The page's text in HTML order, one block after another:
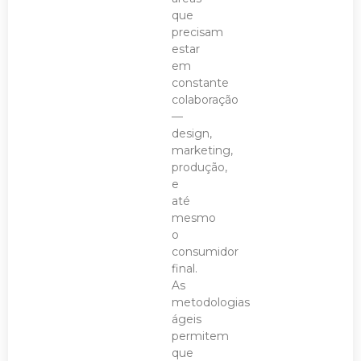
que
precisam
estar
em
constante
colaboração
—
design,
marketing,
produção,
e
até
mesmo
o
consumidor
final.
As
metodologias
ágeis
permitem
que